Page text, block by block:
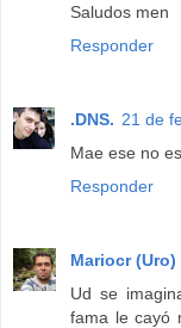
Saludos men
Responder
.DNS. 21 de
Mae ese no
Responder
Mariocr (Uro)
Ud se
fama le cayó